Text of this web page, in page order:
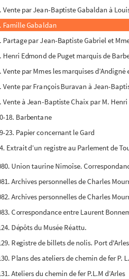
Vente par Jean-Baptiste Gabaldan à
Famille Gabaldan
Partage par Jean-Baptiste Gabriel et
Henri Edmond de Puget marquis de
Vente par Mmes les marquises
Vente par François Buravan à Jean-
Vente à Jean-Baptiste Chaix par M.
18. Barbentane
23. Papier concernant le Gard
Extrait d’un registre au Parlement de
Union taurine Nimoîse.
Archives personnelles de Charles
Archives personnelles de Charles
Correspondance entre Laurent
Dépôts du Musée Réattu.
Registre de billets de nolis. Port d'Arles
Plans des ateliers de chemin de fer P.
Ateliers du chemin de fer P.L.M d’Arles